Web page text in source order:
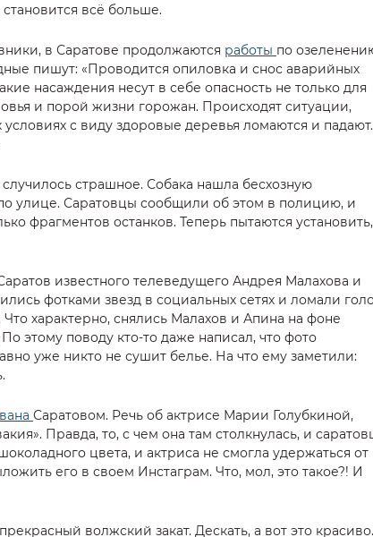
всё больше.
в Саратове продолжаются работы по
пишут: «Проводится опиловка и снос аварийных
насаждения несут в себе опасность не только для
и порой жизни горожан. Происходят ситуации,
с виду здоровые деревья ломаются и
страшное. Собака нашла бесхозную
улице. Саратовцы сообщили об этом в полицию, и
фрагментов останков. Теперь пытаются установить,
известного телеведущего Андрея Малахова и
фотками звезд в социальных сетях и ломали
характерно, снялись Малахов и Апина на фоне
этому поводу кто-то даже написал, что фото
уже никто не сушит белье. На что ему заметили:
Саратовом. Речь об актрисе Марии Голубкиной,
Правда, то, с чем она там столкнулась, и
цвета, и актриса не смогла удержаться от
его в своем Инстаграм. Что, мол, это такое?! И
волжский закат. Дескать, а вот это красиво.